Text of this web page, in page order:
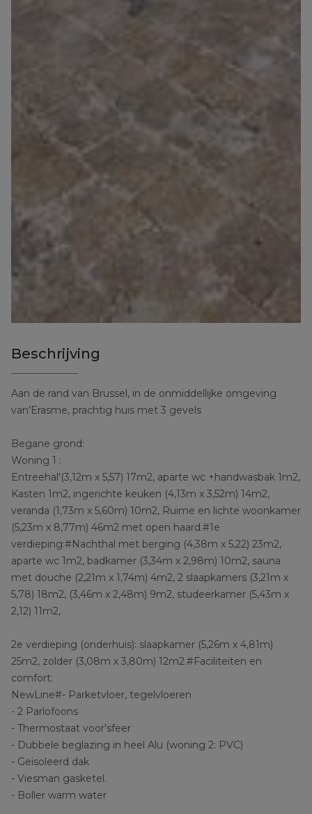
Beschrijving
Aan de rand van Brussel, in de onmiddellijke omgeving
van'Erasme, prachtig huis met 3 gevels
Begane grond:
Woning 1 :
Entreehal'(3,12m x 5,57) 17m2, aparte wc +handwasbak 1m2,
Kasten 1m2, ingerichte keuken (4,13m x 3,52m) 14m2,
veranda (1,73m x 5,60m) 10m2, Ruime en lichte woonkamer
(5,23m x 8,77m) 46m2 met open haard.#1e
verdieping:#Nachthal met berging (4,38m x 5,22) 23m2,
aparte wc 1m2, badkamer (3,34m x 2,98m) 10m2, sauna
met douche (2,21m x 1,74m) 4m2, 2 slaapkamers (3,21m x
5,78) 18m2, (3,46m x 2,48m) 9m2, studeerkamer (5,43m x
2,12) 11m2,
2e verdieping (onderhuis): slaapkamer (5,26m x 4,81m)
25m2, zolder (3,08m x 3,80m) 12m2.#Faciliteiten en
comfort:
NewLine#- Parketvloer, tegelvloeren
- 2 Parlofoons
- Thermostaat voor'sfeer
- Dubbele beglazing in heel Alu (woning 2: PVC)
- Geïsoleerd dak
- Viesman gasketel.
- Boller warm water